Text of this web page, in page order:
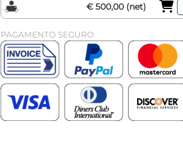
€ 500,00 (net)
PAGAMENTO SEGURO